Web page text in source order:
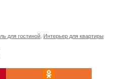
для гостиной Интерьер для квартиры